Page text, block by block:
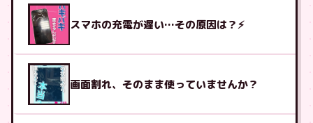
スマホの充電が遅い…その原因は？⚡
画面割れ、そのまま使っていませんか？